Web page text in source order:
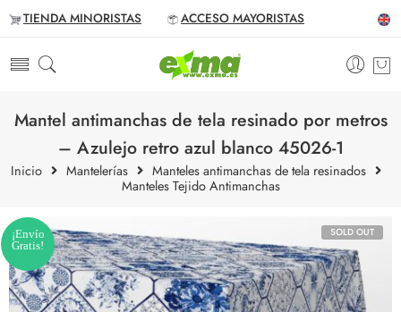
TIENDA MINORISTAS ACCESO MAYORISTAS
Mantel antimanchas de tela resinado por metros
– Azulejo retro azul blanco 45026-1
Inicio Mantelerías
Manteles antimanchas de tela resinados
Manteles Tejido Antimanchas
SOLD OUT
¡Envío
Gratis!